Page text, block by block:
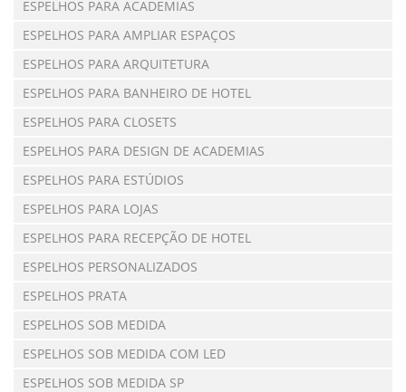
ESPELHOS PARA ACADEMIAS
ESPELHOS PARA AMPLIAR ESPAÇOS
ESPELHOS PARA ARQUITETURA
ESPELHOS PARA BANHEIRO DE HOTEL
ESPELHOS PARA CLOSETS
ESPELHOS PARA DESIGN DE ACADEMIAS
ESPELHOS PARA ESTÚDIOS
ESPELHOS PARA LOJAS
ESPELHOS PARA RECEPÇÃO DE HOTEL
ESPELHOS PERSONALIZADOS
ESPELHOS PRATA
ESPELHOS SOB MEDIDA
ESPELHOS SOB MEDIDA COM LED
ESPELHOS SOB MEDIDA SP